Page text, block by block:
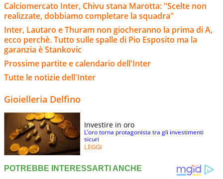
Calciomercato Inter, Chivu stana Marotta: "Scelte non
realizzate, dobbiamo completare la squadra"
Inter, Lautaro e Thuram non giocheranno la prima di A,
ecco perchè. Tutto sulle spalle di Pio Esposito ma la
garanzia è Stankovic
Prossime partite e calendario dell'Inter
Tutte le notizie dell'Inter
Gioielleria Delfino
Investire in oro
L’oro torna protagonista tra gli investimenti
sicuri
LEGGI